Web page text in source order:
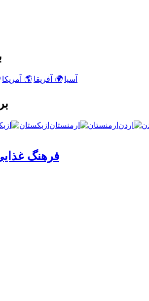
آسیا 🌍 آفریقا 🌎 آمریکا
اردن ارمنستان
فرهنگ